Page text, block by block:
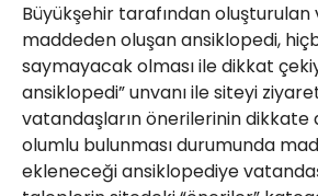
Büyükşehir tarafından oluşturulan
maddeden oluşan ansiklopedi,
saymayacak olması ile dikkat
ansiklopedi” unvanı ile siteyi
vatandaşların önerilerinin dikkate
olumlu bulunması durumunda
ekleneceği ansiklopediye